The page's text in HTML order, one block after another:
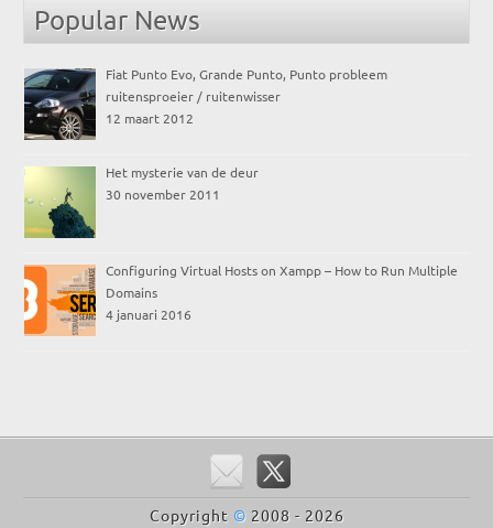
Popular News
Fiat Punto Evo, Grande Punto, Punto probleem
ruitensproeier / ruitenwisser
12 maart 2012
Het mysterie van de deur
30 november 2011
Configuring Virtual Hosts on Xampp – How to Run Multiple
Domains
4 januari 2016
Copyright © 2008 - 2026